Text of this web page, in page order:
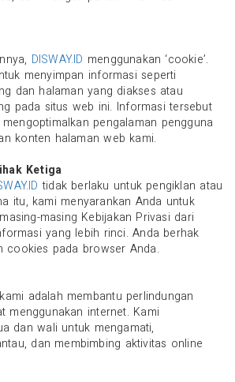
DISWAY.ID menggunakan ‘cookie’.
menyimpan informasi seperti
dan halaman yang diakses atau
pada situs web ini. Informasi tersebut
pengalaman pengguna
konten halaman web kami.
Ketiga
tidak berlaku untuk pengiklan atau
itu, kami menyarankan Anda untuk
masing Kebijakan Privasi dari
yang lebih rinci. Anda berhak
cookies pada browser Anda.
adalah membantu perlindungan
menggunakan internet. Kami
dan wali untuk mengamati,
dan membimbing aktivitas online